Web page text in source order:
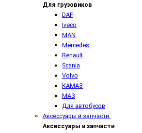
Для грузовиков
DAF
Iveco
MAN
Mercedes
Renault
Scania
Volvo
КАМАЗ
МАЗ
Для автобусов
Аксессуары и запчасти:
Аксессуары и запчасти